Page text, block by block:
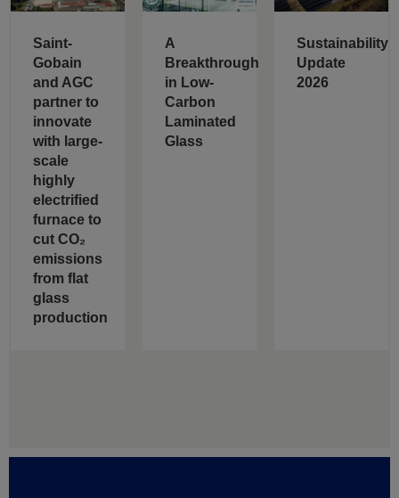
Saint-
Gobain
and AGC
partner to
innovate
with large-
scale
highly
electrified
furnace to
cut CO₂
emissions
from flat
glass
production
A
Breakthrough
in Low-
Carbon
Laminated
Glass
Sustainability
Update
2026